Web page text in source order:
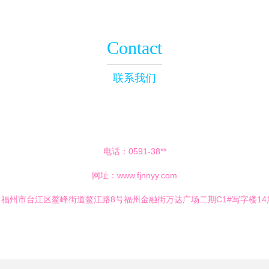
Contact
联系我们
电话：0591-38**
网址： www.fjnnyy.com
州市台江区鳌峰街道鳌江路8号福州金融街万达广场二期C1#写字楼14